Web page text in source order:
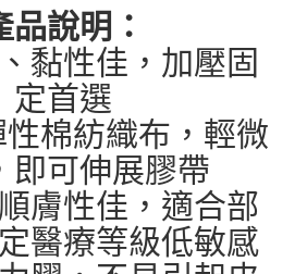
品說明：
黏性佳，加壓固
定首選
棉紡織布，輕微
即可伸展膠帶
膚性佳，適合部
醫療等級低敏感